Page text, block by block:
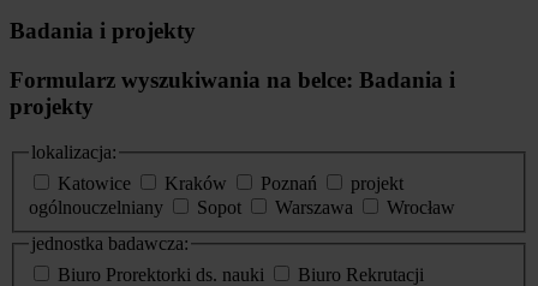
Badania i projekty
Formularz wyszukiwania na belce: Badania i
projekty
lokalizacja:
Katowice
Kraków Poznań
projekt
ogólnouczelniany
Sopot Warszawa
Wrocław
jednostka badawcza:
Biuro Prorektorki ds. nauki
Biuro Rekrutacji